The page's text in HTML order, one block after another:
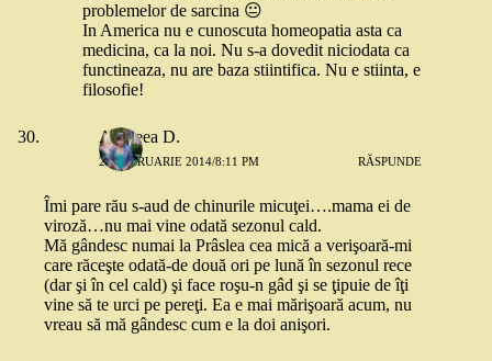
problemelor de sarcina 😐
In America nu e cunoscuta homeopatia asta ca
medicina, ca la noi. Nu s-a dovedit niciodata ca
functineaza, nu are baza stiintifica. Nu e stiinta, e
filosofie!
Andreea D.
26 FEBRUARIE 2014/8:11 PM RĂSPUNDE
Îmi pare rău s-aud de chinurile micuţei….mama ei de
viroză…nu mai vine odată sezonul cald.
Mă gândesc numai la Prâslea cea mică a verişoară-mi
care răceşte odată-de două ori pe lună în sezonul rece
(dar şi în cel cald) şi face roşu-n gâd şi se ţipuie de îţi
vine să te urci pe pereţi. Ea e mai mărişoară acum, nu
vreau să mă gândesc cum e la doi anişori.